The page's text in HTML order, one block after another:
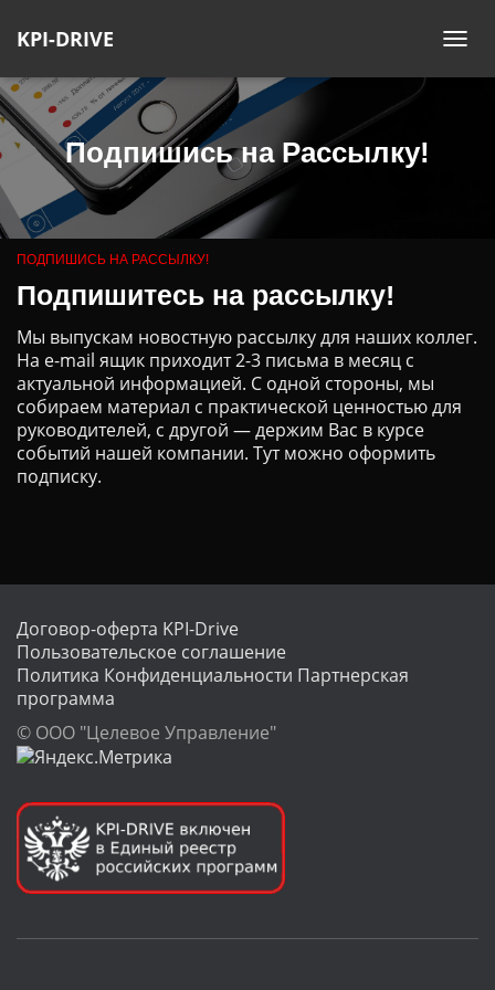
KPI-DRIVE
Подпишись на Рассылку!
ПОДПИШИСЬ НА РАССЫЛКУ!
Подпишитесь на рассылку!
Мы выпускам новостную рассылку для наших коллег.
На e-mail ящик приходит 2-3 письма в месяц с
актуальной информацией. С одной стороны, мы
собираем материал с практической ценностью для
руководителей, с другой — держим Вас в курсе
событий нашей компании. Тут можно оформить
подписку.
Договор-оферта KPI-Drive
Пользовательское соглашение
Политика Конфиденциальности Партнерская
программа
© ООО "Целевое Управление"